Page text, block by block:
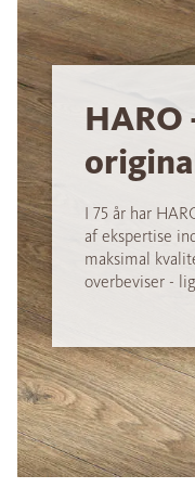
HARO
I 75 år har
af ekspertise
maksimal
overbeviser -